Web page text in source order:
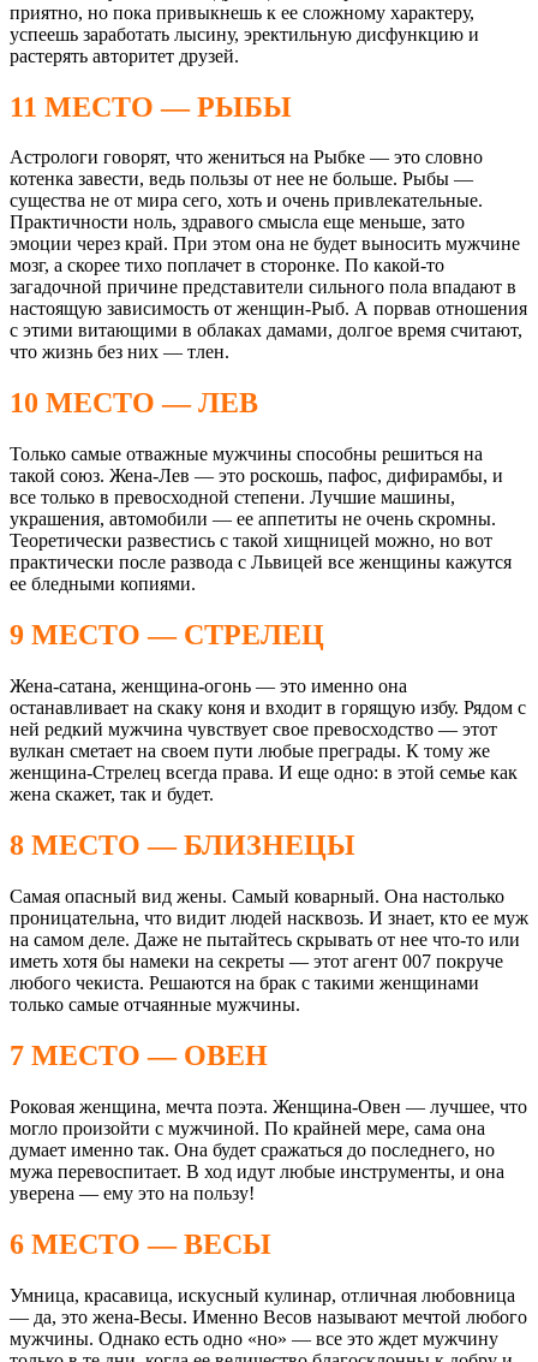
приятно, но пока привыкнешь к ее сложному характеру,
успеешь заработать лысину, эректильную дисфункцию и
растерять авторитет друзей.
11 МЕСТО — РЫБЫ
Астрологи говорят, что жениться на Рыбке — это словно
котенка завести, ведь пользы от нее не больше. Рыбы —
существа не от мира сего, хоть и очень привлекательные.
Практичности ноль, здравого смысла еще меньше, зато
эмоции через край. При этом она не будет выносить мужчине
мозг, а скорее тихо поплачет в сторонке. По какой-то
загадочной причине представители сильного пола впадают в
настоящую зависимость от женщин-Рыб. А порвав отношения
с этими витающими в облаках дамами, долгое время считают,
что жизнь без них — тлен.
10 МЕСТО — ЛЕВ
Только самые отважные мужчины способны решиться на
такой союз. Жена-Лев — это роскошь, пафос, дифирамбы, и
все только в превосходной степени. Лучшие машины,
украшения, автомобили — ее аппетиты не очень скромны.
Теоретически развестись с такой хищницей можно, но вот
практически после развода с Львицей все женщины кажутся
ее бледными копиями.
9 МЕСТО — СТРЕЛЕЦ
Жена-сатана, женщина-огонь — это именно она
останавливает на скаку коня и входит в горящую избу. Рядом с
ней редкий мужчина чувствует свое превосходство — этот
вулкан сметает на своем пути любые преграды. К тому же
женщина-Стрелец всегда права. И еще одно: в этой семье как
жена скажет, так и будет.
8 МЕСТО — БЛИЗНЕЦЫ
Самая опасный вид жены. Самый коварный. Она настолько
проницательна, что видит людей насквозь. И знает, кто ее муж
на самом деле. Даже не пытайтесь скрывать от нее что-то или
иметь хотя бы намеки на секреты — этот агент 007 покруче
любого чекиста. Решаются на брак с такими женщинами
только самые отчаянные мужчины.
7 МЕСТО — ОВЕН
Роковая женщина, мечта поэта. Женщина-Овен — лучшее, что
могло произойти с мужчиной. По крайней мере, сама она
думает именно так. Она будет сражаться до последнего, но
мужа перевоспитает. В ход идут любые инструменты, и она
уверена — ему это на пользу!
6 МЕСТО — ВЕСЫ
Умница, красавица, искусный кулинар, отличная любовница
— да, это жена-Весы. Именно Весов называют мечтой любого
мужчины. Однако есть одно «но» — все это ждет мужчину